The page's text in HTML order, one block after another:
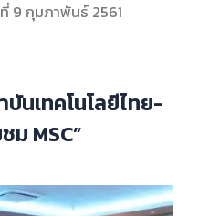
9 กุมภาพันธ์ 2561
นเทคโนโลยีไทย-
MSC”